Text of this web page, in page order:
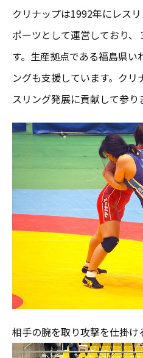
クリナップは1992年にレス
ポーツとして運営しており
す。生産拠点である福島県い
ングも支援しています。ク
スリング発展に貢献して参り
相手の腕を取り攻撃を仕掛け